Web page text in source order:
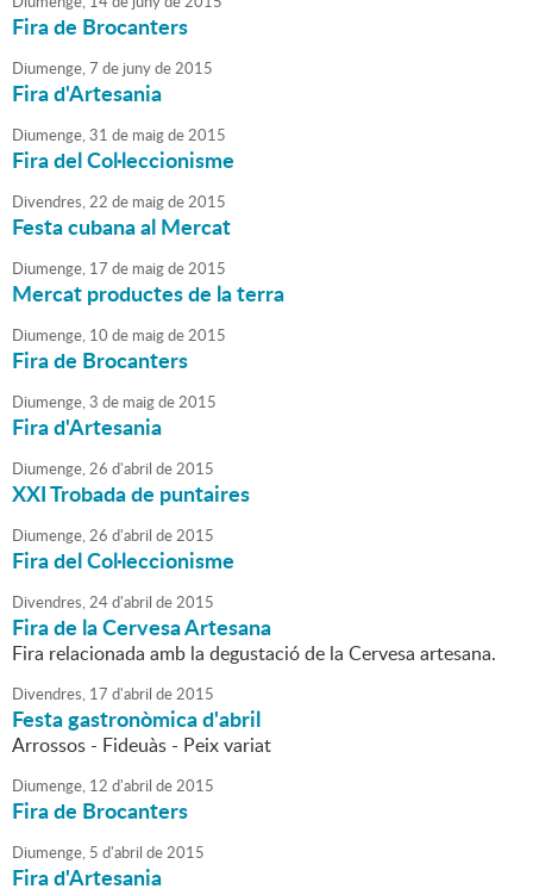
Fira de Brocanters
Diumenge,7 de junyde2015
Fira d'Artesania
Diumenge,31 de maigde2015
Fira del Col·leccionisme
Divendres,22 de maigde2015
Festa cubana al Mercat
Diumenge, 17 de maigde2015
Mercat productes de la terra
Diumenge, 10 de maigde2015
Fira de Brocanters
Diumenge,3 de maigde2015
Fira d'Artesania
Diumenge,26 d'abril de2015
XXI Trobada de puntaires
Diumenge,26 d'abril de2015
Fira del Col·leccionisme
Divendres,24d'abril de2015
Fira de la Cervesa Artesana
Fira relacionada amb la degustació de la Cervesa artesana.
Divendres, 17 d'abril de2015
Festa gastronòmica d'abril
Arrossos - Fideuàs - Peix variat
Diumenge, 12 d'abril de2015
Fira de Brocanters
Diumenge, 5 d'abril de2015
Fira d'Artesania